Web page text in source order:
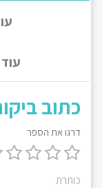
כתוב
דרגו את הספר
כותרת